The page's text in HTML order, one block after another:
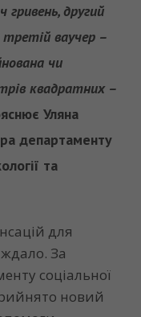
другий
третій ваучер –
чи
квадратних –
Уляна
департаменту
та
для
За
соціальної
новий